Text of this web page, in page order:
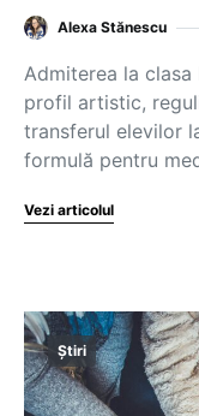
Alexa Stănescu
Admiterea la
profil artistic,
transferul elevilor
formulă pentru
Vezi articolul
Știri